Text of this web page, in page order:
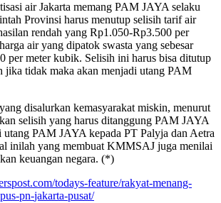
air Jakarta memang PAM JAYA selaku
Provinsi harus menutup selisih tarif air
rendah yang Rp1.050-Rp3.500 per
air yang dipatok swasta yang sebesar
per meter kubik. Selisih ini harus bisa ditutup
jika tidak maka akan menjadi utang PAM
disalurkan kemasyarakat miskin, menurut
selisih yang harus ditanggung PAM JAYA
utang PAM JAYA kepada PT Palyja dan Aetra
inilah yang membuat KMMSAJ juga menilai
keuangan negara. (*)
todays-feature/rakyat-menang-
pn-jakarta-pusat/